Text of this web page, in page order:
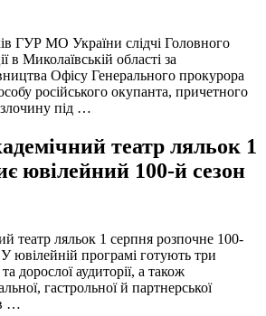
ГУР МО України слідчі Головного
в Миколаївській області за
Офісу Генерального прокурора
російського окупанта, причетного
під …
театр ляльок 1
ювілейний 100-й сезон
театр ляльок 1 серпня розпочне 100-
ювілейній програмі готують три
дорослої аудиторії, а також
гастрольної й партнерської
…